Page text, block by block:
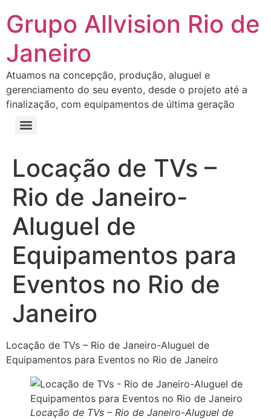
Grupo Allvision Rio de
Janeiro
Atuamos na concepção, produção, aluguel e
gerenciamento do seu evento, desde o projeto até a
finalização, com equipamentos de última geração
Locação de TVs –
Rio de Janeiro-
Aluguel de
Equipamentos para
Eventos no Rio de
Janeiro
Locação de TVs – Rio de Janeiro-Aluguel de
Equipamentos para Eventos no Rio de Janeiro
Locação de TVs – Rio de Janeiro-Aluguel de